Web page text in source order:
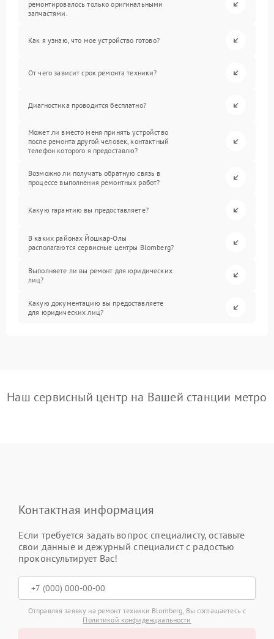
ремонтировалось только оригинальными
запчастями.
Как я узнаю, что мое устройство готово?
От чего зависит срок ремонта техники?
Диагностика проводится бесплатно?
Может ли вместо меня принять устройство
после ремонта другой человек, контактный
телефон которого я предоставлю?
Возможно ли получать обратную связь в
процессе выполнения ремонтных работ?
Какую гарантию вы предоставляете?
В каких районах Йошкар-Олы
располагаются сервисные центры Blomberg?
Выполняете ли вы ремонт для юридических
лиц?
Какую документацию вы предоставляете
для юридических лиц?
Наш сервисный центр на Вашей станции метро
Контактная информация
Если требуется задать вопрос специалисту, оставьте
свои данные и дежурный специалист с радостью
проконсультирует Вас!
Отправляя заявку на ремонт техники Blomberg, Вы соглашаетесь с
Политикой конфиденциальности